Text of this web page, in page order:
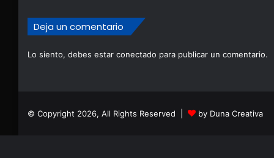
Deja un comentario
Lo siento, debes estar conectado para publicar un comentario.
© Copyright 2026, All Rights Reserved | by Duna Creativa